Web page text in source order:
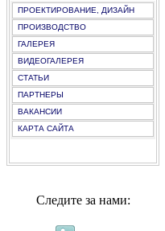
ПРОЕКТИРОВАНИЕ, ДИЗАЙН
ПРОИЗВОДСТВО
ГАЛЕРЕЯ
ВИДЕОГАЛЕРЕЯ
СТАТЬИ
ПАРТНЕРЫ
ВАКАНСИИ
КАРТА САЙТА
Следите за нами: